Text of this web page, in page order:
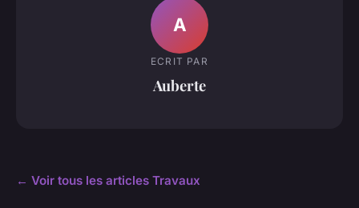
A
ECRIT PAR
Auberte
← Voir tous les articles Travaux